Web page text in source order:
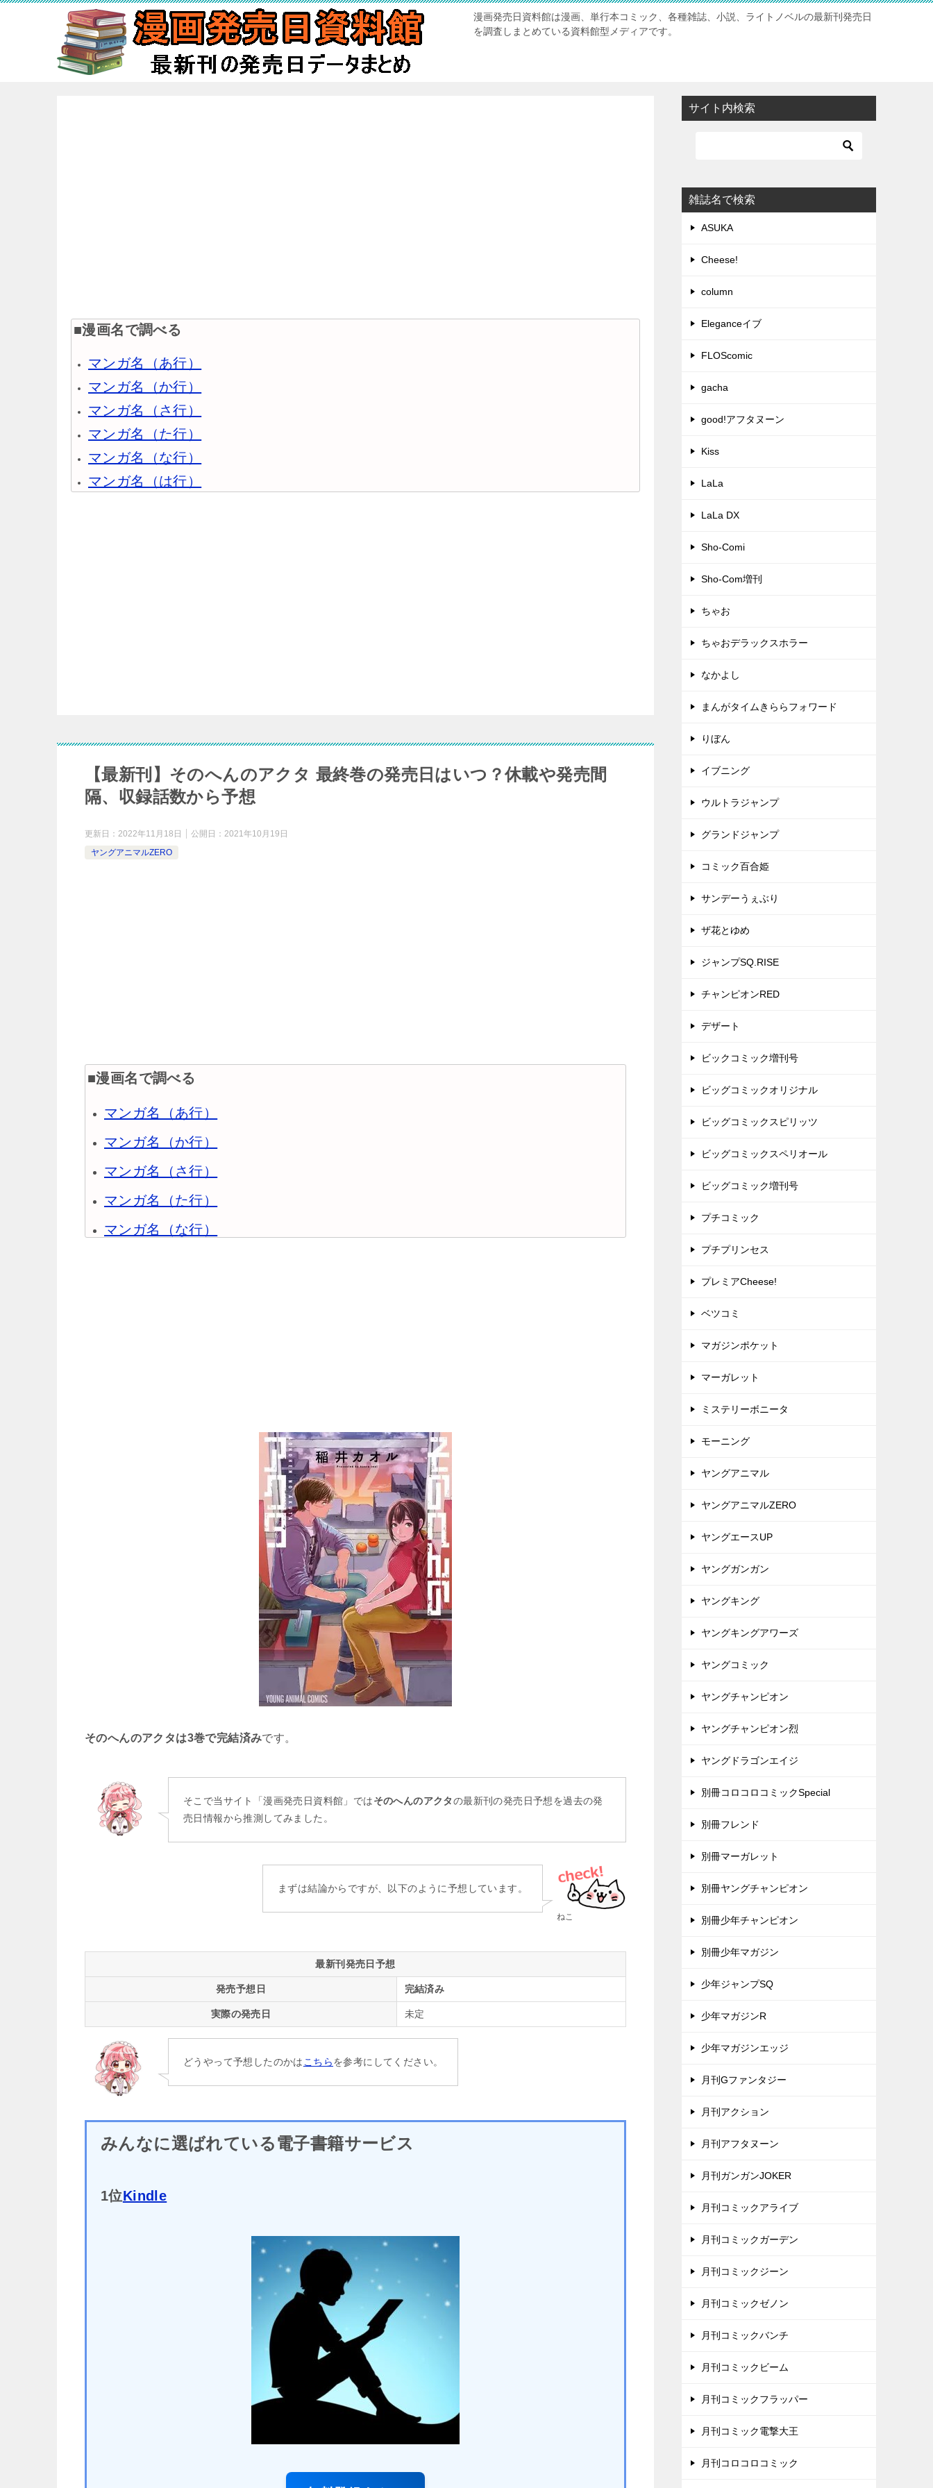
漫画発売日資料館は漫画、単行本コミック、各種雑誌、小説、ライトノベルの最新刊発売日
を調査しまとめている資料館型メディアです。
■漫画名で調べる
マンガ名（あ行）
マンガ名（か行）
マンガ名（さ行）
マンガ名（た行）
マンガ名（な行）
マンガ名（は行）
【最新刊】そのへんのアクタ 最終巻の発売日はいつ？休載や発売間
隔、収録話数から予想
更新日： 2022年11月18日 公開日： 2021年10月19日
ヤングアニマルZERO
■漫画名で調べる
マンガ名（あ行）
マンガ名（か行）
マンガ名（さ行）
マンガ名（た行）
マンガ名（な行）
そのへんのアクタは3巻で完結済みです。
そこで当サイト「漫画発売日資料館」ではそのへんのアクタの最新刊の発売日予想を過去の発
売日情報から推測してみました。
ねこ
まずは結論からですが、以下のように予想しています。
最新刊発売日予想
発売予想日 完結済み
実際の発売日 未定
どうやって予想したのかは こちらを参考にしてください。
みんなに選ばれている電子書籍サービス
1位Kindle
サイト内検索
雑誌名で検索
ASUKA
Cheese!
column
Eleganceイブ
FLOScomic
gacha
good!アフタヌーン
Kiss
LaLa
LaLa DX
Sho-Comi
Sho-Com増刊
ちゃお
ちゃおデラックスホラー
なかよし
まんがタイムきららフォワード
りぼん
イブニング
ウルトラジャンプ
グランドジャンプ
コミック百合姫
サンデーうぇぶり
ザ花とゆめ
ジャンプSQ.RISE
チャンピオンRED
デザート
ビックコミック増刊号
ビッグコミックオリジナル
ビッグコミックスピリッツ
ビッグコミックスペリオール
ビッグコミック増刊号
プチコミック
プチプリンセス
プレミアCheese!
ベツコミ
マガジンポケット
マーガレット
ミステリーボニータ
モーニング
ヤングアニマル
ヤングアニマルZERO
ヤングエースUP
ヤングガンガン
ヤングキング
ヤングキングアワーズ
ヤングコミック
ヤングチャンピオン
ヤングチャンピオン烈
ヤングドラゴンエイジ
別冊コロコロコミックSpecial
別冊フレンド
別冊マーガレット
別冊ヤングチャンピオン
別冊少年チャンピオン
別冊少年マガジン
少年ジャンプSQ
少年マガジンR
少年マガジンエッジ
月刊Gファンタジー
月刊アクション
月刊アフタヌーン
月刊ガンガンJOKER
月刊コミックアライブ
月刊コミックガーデン
月刊コミックジーン
月刊コミックゼノン
月刊コミックバンチ
月刊コミックビーム
月刊コミックフラッパー
月刊コミック電撃大王
月刊コロコロコミック